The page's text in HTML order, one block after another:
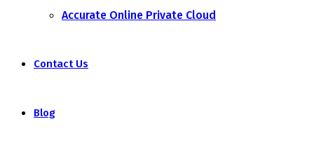
Accurate Online Private Cloud
Contact Us
Blog